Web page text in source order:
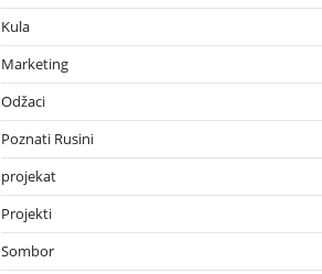
Kula
Marketing
Odžaci
Poznati Rusini
projekat
Projekti
Sombor